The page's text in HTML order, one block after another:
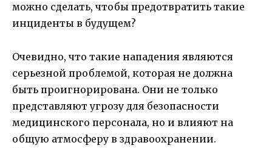
можно сделать, чтобы предотвратить такие
инциденты в будущем?
Очевидно, что такие нападения являются
серьезной проблемой, которая не должна
быть проигнорирована. Они не только
представляют угрозу для безопасности
медицинского персонала, но и влияют на
общую атмосферу в здравоохранении.